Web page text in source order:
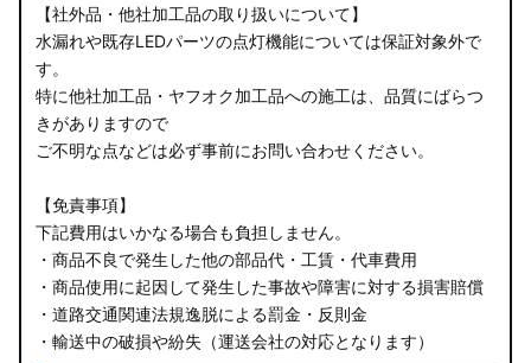
【社外品・他社加工品の取り扱いについて】
水漏れや既存LEDパーツの点灯機能については保証対象外で
す。
特に他社加工品・ヤフオク加工品への施工は、品質にばらつ
きがありますので
ご不明な点などは必ず事前にお問い合わせください。
【免責事項】
下記費用はいかなる場合も負担しません。
・商品不良で発生した他の部品代・工賃・代車費用
・商品使用に起因して発生した事故や障害に対する損害賠償
・道路交通関連法規逸脱による罰金・反則金
・輸送中の破損や紛失（運送会社の対応となります）